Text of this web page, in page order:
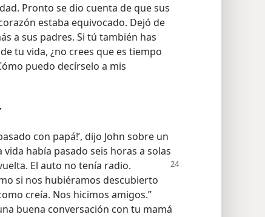
Pronto se dio cuenta de que sus
estaba equivocado. Dejó de
a sus padres. Si tú también has
tu vida, ¿no crees que es tiempo
puedo decírselo a mis
con papá!’, dijo John sobre un
había pasado seis horas a solas
El auto no tenía radio.
si nos hubiéramos descubierto
creía. Nos hicimos amigos.”
buena conversación con tu mamá